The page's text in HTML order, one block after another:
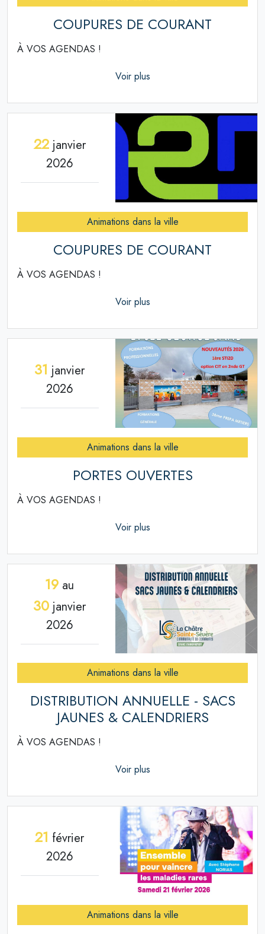
COUPURES DE COURANT
À VOS AGENDAS !
Voir plus
22janvier
2026
Animations dans la ville
COUPURES DE COURANT
À VOS AGENDAS !
Voir plus
31 janvier
2026
Animations dans la ville
PORTES OUVERTES
À VOS AGENDAS !
Voir plus
19 au
30 janvier
2026
Animations dans la ville
DISTRIBUTION ANNUELLE - SACS
JAUNES & CALENDRIERS
À VOS AGENDAS !
Voir plus
21 février
2026
Animations dans la ville